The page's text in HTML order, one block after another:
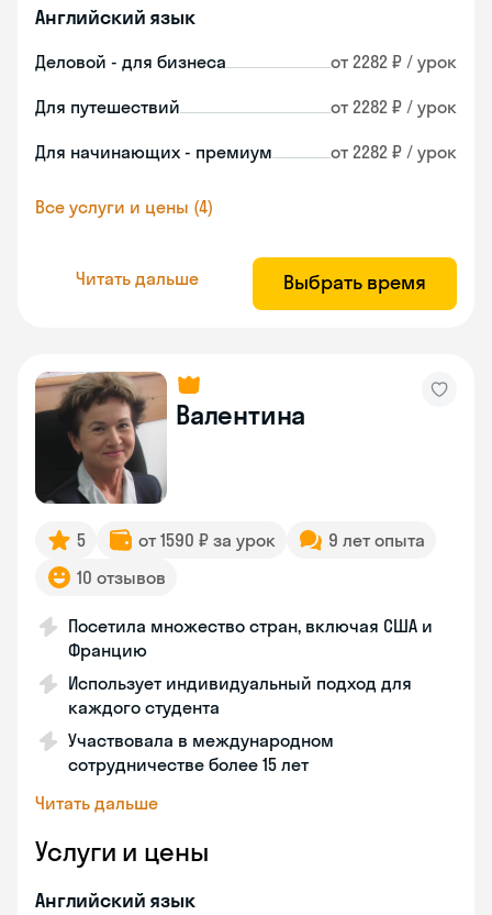
Английский язык
Деловой - для бизнеса от 2282 ₽ / урок
Для путешествий от 2282 ₽ / урок
Для начинающих - премиум от 2282 ₽ / урок
Все услуги и цены (4)
Читать дальше Выбрать время
Валентина
5 от 1590 ₽ за урок
9 лет опыта
10 отзывов
Посетила множество стран, включая США и
Францию
Использует индивидуальный подход для
каждого студента
Участвовала в международном
сотрудничестве более 15 лет
Читать дальше
Услуги и цены
Английский язык